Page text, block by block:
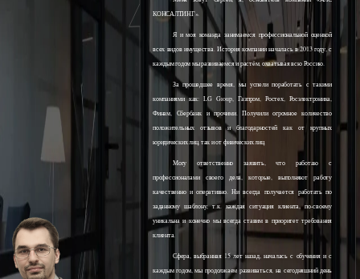
КОНСАЛТИНГ».
Я и моя команда занимаемся профессиональной оценкой
всех видов имущества. История компании началась в 2013 году, с
каждым годом мы развиваемся и растём, охватывая всю Россию.
За прошедшее время, мы успели поработать с такими
компаниями как: LG Group, Газпром, Ростех, Росэлектроника,
Финам, Сбербанк и прочими. Получили огромное количество
положительных отзывов и благодарностей как от крупных
юридических лиц, так и от физических лиц.
Могу ответственно заявить, что работаю с
профессионалами своего дела, которые, выполняют работу
качественно и оперативно. Ни всегда получается работать по
заданному шаблону, т.к. каждая ситуация клиента, по-своему
уникальна и конечно мы всегда ставим в приоритет требования
клиента.
Сфера, выбранная 15 лет назад, началась с обучения и с
каждым годом, мы продолжаем развиваться, на сегодняшний день